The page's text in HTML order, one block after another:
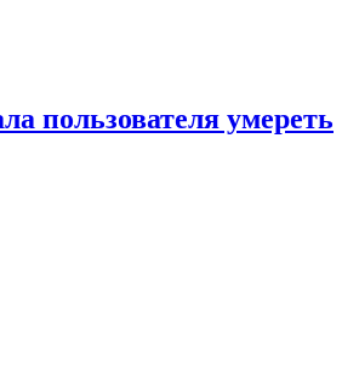
пользователя умереть